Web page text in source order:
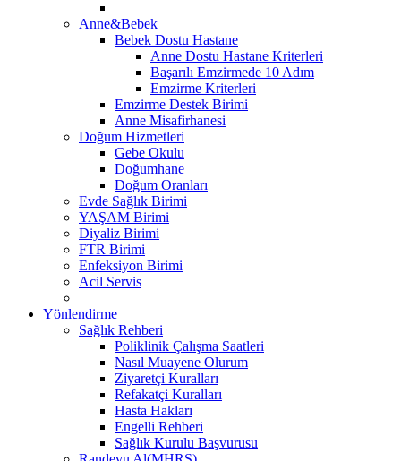
Anne&Bebek
Bebek Dostu Hastane
Anne Dostu Hastane Kriterleri
Başarılı Emzirmede 10 Adım
Emzirme Kriterleri
Emzirme Destek Birimi
Anne Misafirhanesi
Doğum Hizmetleri
Gebe Okulu
Doğumhane
Doğum Oranları
Evde Sağlık Birimi
YAŞAM Birimi
Diyaliz Birimi
FTR Birimi
Enfeksiyon Birimi
Acil Servis
Yönlendirme
Sağlık Rehberi
Poliklinik Çalışma Saatleri
Nasıl Muayene Olurum
Ziyaretçi Kuralları
Refakatçi Kuralları
Hasta Hakları
Engelli Rehberi
Sağlık Kurulu Başvurusu